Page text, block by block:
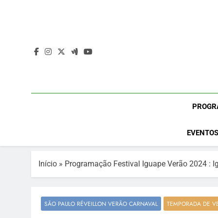
Início » Programação Festival Iguape Verão 2024 :
SÃO PAULO RÉVEILLON VERÃO CARNAVAL TEMPORADA DE